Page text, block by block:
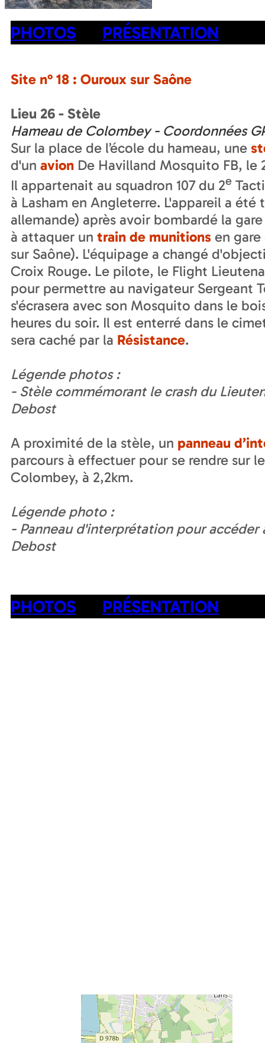
PHOTOS PRÉSENTATION
Site n° 18 : Ouroux sur Saône
Lieu 26 - Stèle
Hameau de Colombey - Coordonnées
Sur la place de l’école du hameau, une
d'un avion De Havilland Mosquito FB, le
Il appartenait au squadron 107 du 2e
à Lasham en Angleterre. L'appareil a
allemande) après avoir bombardé la
à attaquer un train de munitions en
sur Saône). L'équipage a changé
Croix Rouge. Le pilote, le Flight
pour permettre au navigateur Sergeant
s'écrasera avec son Mosquito dans le
heures du soir. Il est enterré dans le
sera caché par la Résistance.
Légende photos :
- Stèle commémorant le crash du
Debost
A proximité de la stèle, un panneau
parcours à effectuer pour se rendre sur
Colombey, à 2,2km.
Légende photo :
- Panneau d'interprétation pour
Debost
PHOTOS PRÉSENTATION